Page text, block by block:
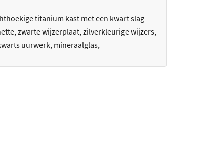
titanium kast met een kwart slag
zwarte wijzerplaat, zilverkleurige wijzers,
uurwerk, mineraalglas,